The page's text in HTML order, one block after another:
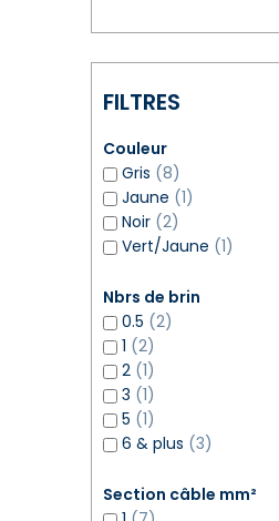
FILTRES
Couleur
Gris (8)
Jaune (1)
Noir (2)
Vert/Jaune (1)
Nbrs de brin
0.5 (2)
1 (2)
2 (1)
3 (1)
5 (1)
6 & plus (3)
Section câble mm²